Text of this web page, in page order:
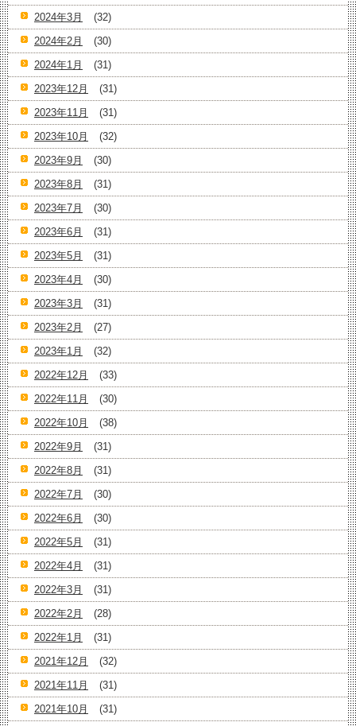
2024年3月
(32)
2024年2月
(30)
2024年1月
(31)
2023年12月
(31)
2023年11月
(31)
2023年10月
(32)
2023年9月
(30)
2023年8月
(31)
2023年7月
(30)
2023年6月
(31)
2023年5月
(31)
2023年4月
(30)
2023年3月
(31)
2023年2月
(27)
2023年1月
(32)
2022年12月
(33)
2022年11月
(30)
2022年10月
(38)
2022年9月
(31)
2022年8月
(31)
2022年7月
(30)
2022年6月
(30)
2022年5月
(31)
2022年4月
(31)
2022年3月
(31)
2022年2月
(28)
2022年1月
(31)
2021年12月
(32)
2021年11月
(31)
2021年10月
(31)